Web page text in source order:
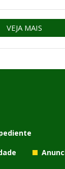
VEJA MAIS